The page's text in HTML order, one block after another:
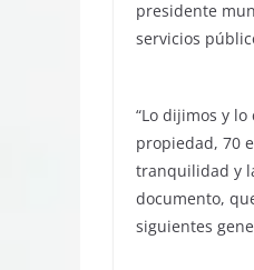
presidente
servicios
“Lo dijimos y
propiedad, 70
tranquilidad y
documento,
siguientes